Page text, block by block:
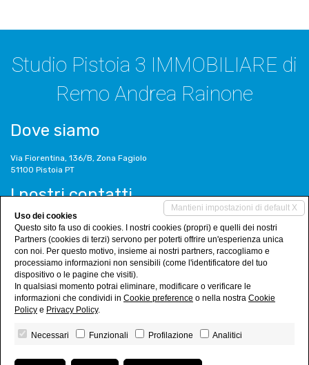
Studio Pistoia 3 IMMOBILIARE di
Remo Andrea Rainone
Dove siamo
Via Fiorentina, 136/B, Zona Fagiolo
51100 Pistoia PT
I nostri contatti
Tel. 0573/380830
info@studiopistoia3.it
www.studiopistoia3.it
Social Networks
Mantieni impostazioni di default X
Uso dei cookies
Questo sito fa uso di cookies. I nostri cookies (propri) e quelli dei nostri
Partners (cookies di terzi) servono per poterti offrire un'esperienza unica
con noi. Per questo motivo, insieme ai nostri partners, raccogliamo e
processiamo informazioni non sensibili (come l'identificatore del tuo
dispositivo o le pagine che visiti).
In qualsiasi momento potrai eliminare, modificare o verificare le
informazioni che condividi in Cookie preference o nella nostra Cookie
Policy e Privacy Policy.
Necessari Funzionali Profilazione Analitici